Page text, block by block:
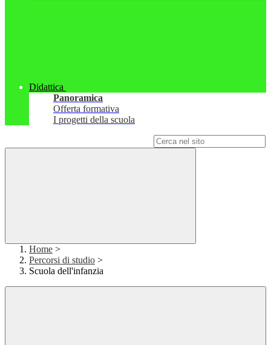
Didattica
Panoramica
Offerta formativa
I progetti della scuola
Home >
Percorsi di studio >
Scuola dell'infanzia